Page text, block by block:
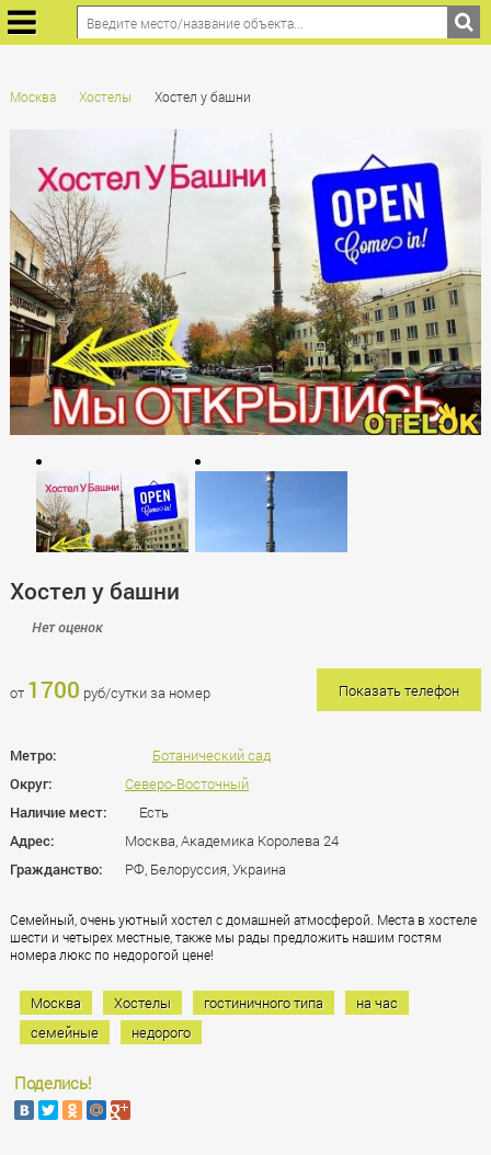
Москва Хостелы Хостел у башни
Хостел у башни
Нет оценок
от 1700 руб/сутки за номер Показать телефон
Метро:
Ботанический сад
Округ:
Северо-Восточный
Наличие мест:
Есть
Адрес:
Москва, Академика Королева 24
Гражданство:
РФ, Белоруссия, Украина
Семейный, очень уютный хостел с домашней атмосферой. Места в хостеле
шести и четырех местные, также мы рады предложить нашим гостям
номера люкс по недорогой цене!
Москва Хостелы гостиничного типа
на час
семейные
недорого
Поделись!